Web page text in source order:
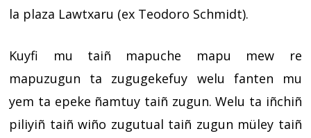
la plaza Lawtxaru (ex Teodoro Schmidt).
Kuyfi mu taiñ mapuche mapu mew re
mapuzugun ta zugugekefuy welu fanten mu
yem ta epeke ñamtuy taiñ zugun. Welu ta iñchiñ
piliyiñ taiñ wiño zugutual taiñ zugun müley taiñ